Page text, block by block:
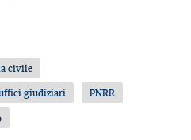
civile
giudiziari
PNRR